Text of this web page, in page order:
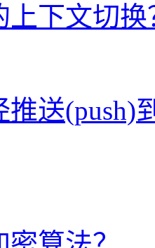
上下文切换
送(push)